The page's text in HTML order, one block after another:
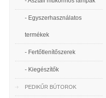
- Egyszerhasználatos
termékek
- Fertőtlenítőszerek
- Kiegészítők
PEDIKŰR BÚTOROK